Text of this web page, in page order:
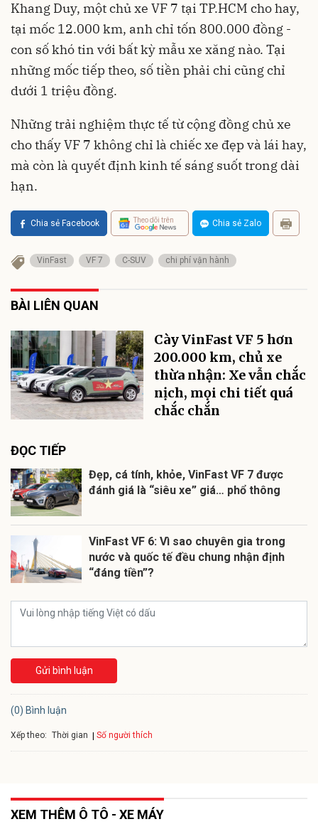
Khang Duy, một chủ xe VF 7 tại TP.HCM cho hay,
tại mốc 12.000 km, anh chỉ tốn 800.000 đồng -
con số khó tin với bất kỳ mẫu xe xăng nào. Tại
những mốc tiếp theo, số tiền phải chi cũng chỉ
dưới 1 triệu đồng.
Những trải nghiệm thực tế từ cộng đồng chủ xe
cho thấy VF 7 không chỉ là chiếc xe đẹp và lái hay,
mà còn là quyết định kinh tế sáng suốt trong dài
hạn.
Chia sẻ Facebook Theo dõi trên Chia sẻ Zalo
VinFast VF 7 C-SUV chi phí vận hành
BÀI LIÊN QUAN
Cày VinFast VF 5 hơn
200.000 km, chủ xe
thừa nhận: Xe vẫn chắc
nịch, mọi chi tiết quá
chắc chắn
ĐỌC TIẾP
Đẹp, cá tính, khỏe, VinFast VF 7 được
đánh giá là “siêu xe” giá… phổ thông
VinFast VF 6: Vì sao chuyên gia trong
nước và quốc tế đều chung nhận định
“đáng tiền”?
Gửi bình luận
(0) Bình luận
Xếp theo: Thời gian Số người thích
XEM THÊM Ô TÔ - XE MÁY